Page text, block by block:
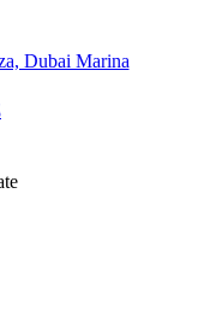
Dubai Marina